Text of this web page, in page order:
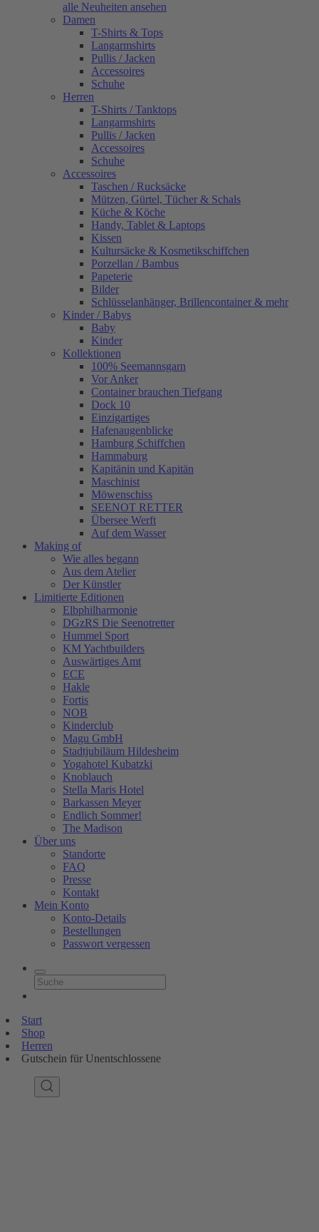
alle Neuheiten ansehen
Damen
T-Shirts & Tops
Langarmshirts
Pullis / Jacken
Accessoires
Schuhe
Herren
T-Shirts / Tanktops
Langarmshirts
Pullis / Jacken
Accessoires
Schuhe
Accessoires
Taschen / Rucksäcke
Mützen, Gürtel, Tücher & Schals
Küche & Köche
Handy, Tablet & Laptops
Kissen
Kultursäcke & Kosmetikschiffchen
Porzellan / Bambus
Papeterie
Bilder
Schlüsselanhänger, Brillencontainer & mehr
Kinder / Babys
Baby
Kinder
Kollektionen
100% Seemannsgarn
Vor Anker
Container brauchen Tiefgang
Dock 10
Einzigartiges
Hafenaugen­blicke
Hamburg Schiffchen
Hammaburg
Kapitänin und Kapitän
Maschinist
Möwenschiss
SEENOT RETTER
Übersee Werft
Auf dem Wasser
Making of
Wie alles begann
Aus dem Atelier
Der Künstler
Limitierte Editionen
Elbphilharmonie
DGzRS Die Seenotretter
Hummel Sport
KM Yachtbuilders
Auswärtiges Amt
ECE
Hakle
Fortis
NOB
Kinderclub
Magu GmbH
Stadtjubiläum Hildesheim
Yogahotel Kubatzki
Knoblauch
Stella Maris Hotel
Barkassen Meyer
Endlich Sommer!
The Madison
Über uns
Standorte
FAQ
Presse
Kontakt
Mein Konto
Konto-Details
Bestellungen
Passwort vergessen
Start
Shop
Herren
Gutschein für Unentschlossene